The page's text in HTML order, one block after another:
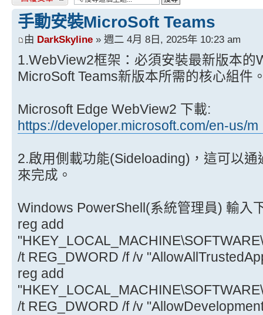
手動安裝MicroSoft Teams
由 DarkSkyline » 週二 4月 8日, 2025年 10:23 am
1.WebView2框架：必須安裝最新版本的
MicroSoft Teams新版本所需的核心組件
Microsoft Edge WebView2 下載:
https://developer.microsoft.com/en-us/
2.啟用側載功能(Sideloading)，這可以
來完成。
Windows PowerShell(系統管理員) 輸入
reg add
/t REG_DWORD /f /v
reg add
/t REG_DWORD /f /v